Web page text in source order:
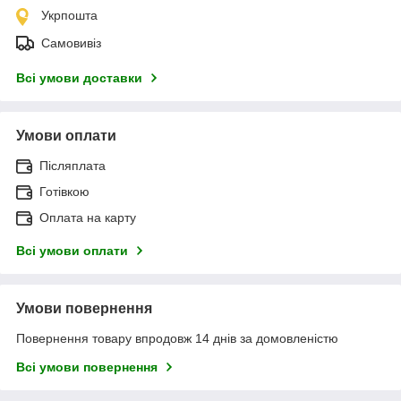
Укрпошта
Самовивіз
Всі умови доставки
Умови оплати
Післяплата
Готівкою
Оплата на карту
Всі умови оплати
Умови повернення
Повернення товару впродовж 14 днів за домовленістю
Всі умови повернення